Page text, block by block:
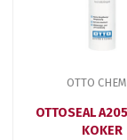
OTTO
OTTOSEAL
KOKER